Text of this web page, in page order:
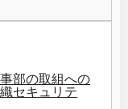
部の取組への
セキュリテ